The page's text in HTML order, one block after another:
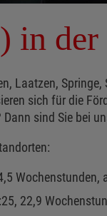
in
Laatzen, Springe,
sich für die
sind Sie bei
Wochenstunden,
22,9